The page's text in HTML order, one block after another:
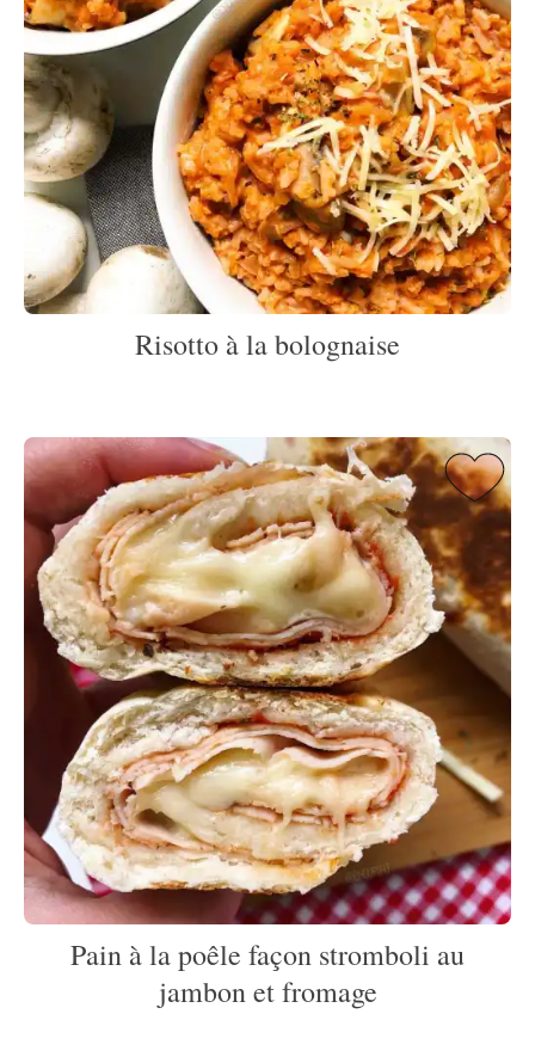
Risotto à la bolognaise
Pain à la poêle façon stromboli au
jambon et fromage